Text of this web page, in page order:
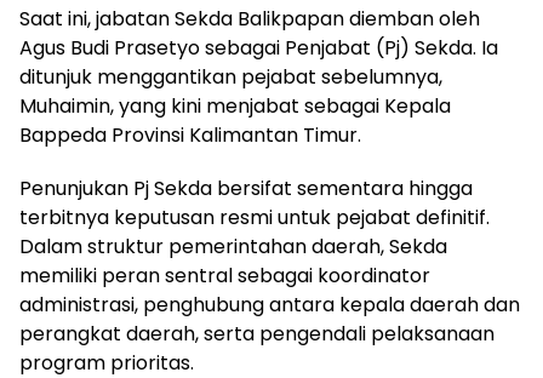
Saat ini, jabatan Sekda Balikpapan diemban oleh
Agus Budi Prasetyo sebagai Penjabat (Pj) Sekda. Ia
ditunjuk menggantikan pejabat sebelumnya,
Muhaimin, yang kini menjabat sebagai Kepala
Bappeda Provinsi Kalimantan Timur.
Penunjukan Pj Sekda bersifat sementara hingga
terbitnya keputusan resmi untuk pejabat definitif.
Dalam struktur pemerintahan daerah, Sekda
memiliki peran sentral sebagai koordinator
administrasi, penghubung antara kepala daerah dan
perangkat daerah, serta pengendali pelaksanaan
program prioritas.